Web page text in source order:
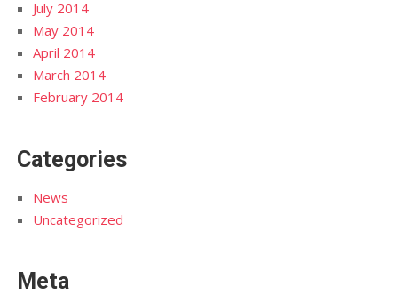
July 2014
May 2014
April 2014
March 2014
February 2014
Categories
News
Uncategorized
Meta